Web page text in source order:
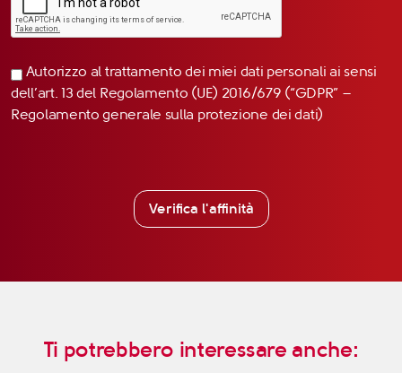
Autorizzo al trattamento dei miei dati personali ai sensi
dell’art. 13 del Regolamento (UE) 2016/679 (“GDPR” –
Regolamento generale sulla protezione dei dati)
Verifica l'affinità
Ti potrebbero interessare anche: